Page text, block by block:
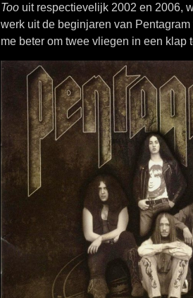
Toouit respectievelijk 2002 en 2006,
werk uit de beginjaren van
me beter om twee vliegen in een klap